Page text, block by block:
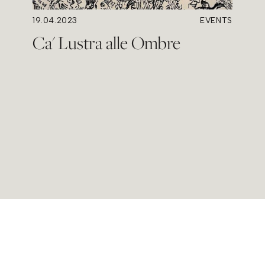
19.04.2023 EVENTS
Ca' Lustra alle Ombre